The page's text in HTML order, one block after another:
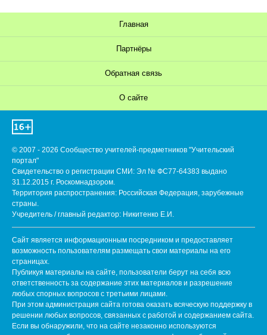
Главная
Партнёры
Обратная связь
О сайте
© 2007 - 2026 Сообщество учителей-предметников "Учительский
портал"
Свидетельство о регистрации СМИ: Эл № ФС77-64383 выдано
31.12.2015 г. Роскомнадзором.
Территория распространения: Российская Федерация, зарубежные
страны.
Учредитель / главный редактор: Никитенко Е.И.
Сайт является информационным посредником и предоставляет
возможность пользователям размещать свои материалы на его
страницах.
Публикуя материалы на сайте, пользователи берут на себя всю
ответственность за содержание этих материалов и разрешение
любых спорных вопросов с третьими лицами.
При этом администрация сайта готова оказать всяческую поддержку в
решении любых вопросов, связанных с работой и содержанием сайта.
Если вы обнаружили, что на сайте незаконно используются